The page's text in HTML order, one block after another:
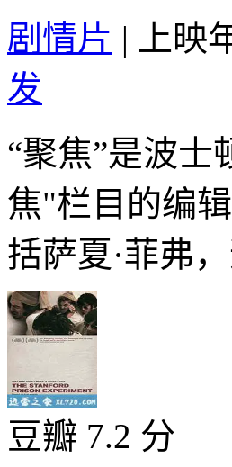
剧情片 | 上映
发
“聚焦”是波士
焦"栏目的编
括萨夏·菲弗
豆瓣 7.2 分